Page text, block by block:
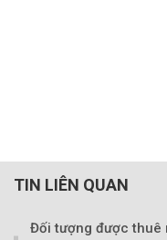
TIN LIÊN QUAN
Đối tượng được thuê